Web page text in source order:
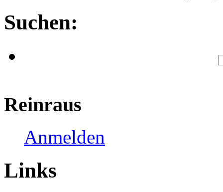
Suchen:
Reinraus
Anmelden
Links